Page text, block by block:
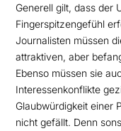
Generell gilt, dass der
Fingerspitzengefühl
Journalisten müssen
attraktiven, aber
Ebenso müssen sie
Interessenkonflikte
Glaubwürdigkeit einer
nicht gefällt. Denn